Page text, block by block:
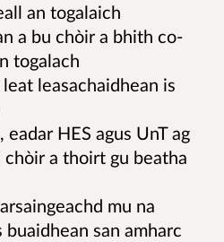
an togalaich
a bu chòir a bhith co-
togalach
leasachaidhean is
eadar HES agus UnT ag
a thoirt gu beatha
mu na
buaidhean san amharc